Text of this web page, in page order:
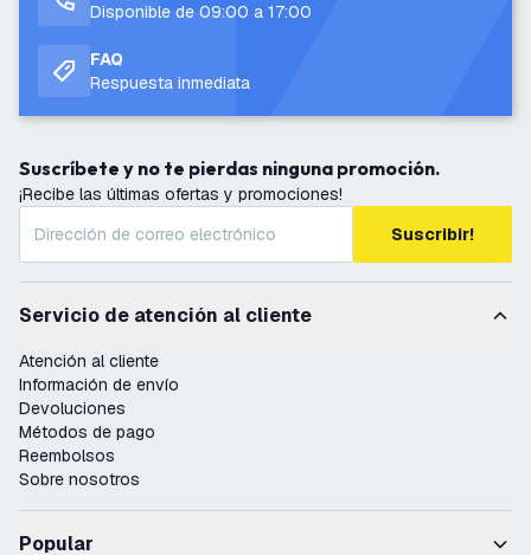
Disponible de 09:00 a 17:00
FAQ
Respuesta inmediata
Suscríbete y no te pierdas ninguna promoción.
¡Recibe las últimas ofertas y promociones!
Suscribir!
Servicio de atención al cliente
Atención al cliente
Información de envío
Devoluciones
Métodos de pago
Reembolsos
Sobre nosotros
Popular